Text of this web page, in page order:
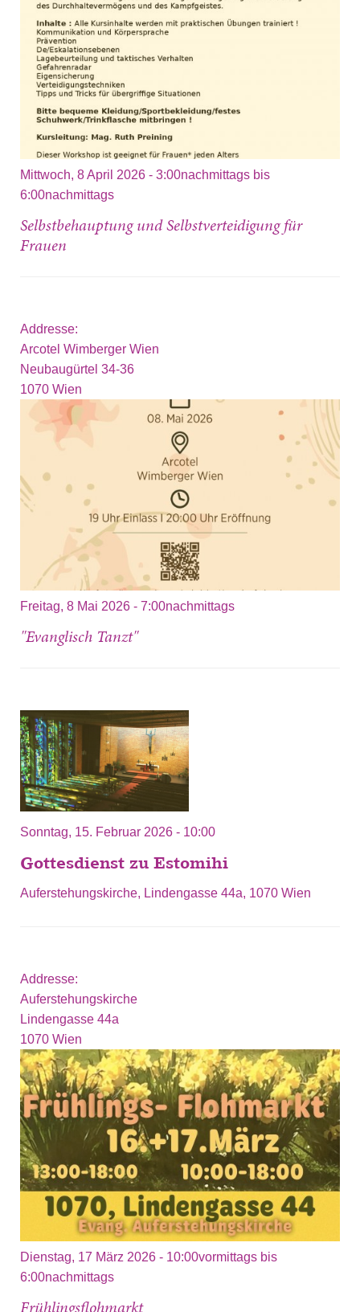
Mittwoch, 8 April 2026 - 3:00nachmittags bis
6:00nachmittags
Selbstbehauptung und Selbstverteidigung für
Frauen
Addresse:
Arcotel Wimberger Wien
Neubaugürtel 34-36
1070 Wien
Freitag, 8 Mai 2026 - 7:00nachmittags
"Evanglisch Tanzt"
Sonntag, 15. Februar 2026 - 10:00
Gottesdienst zu Estomihi
Auferstehungskirche, Lindengasse 44a, 1070 Wien
Addresse:
Auferstehungskirche
Lindengasse 44a
1070 Wien
Dienstag, 17 März 2026 - 10:00vormittags bis
6:00nachmittags
Frühlingsflohmarkt